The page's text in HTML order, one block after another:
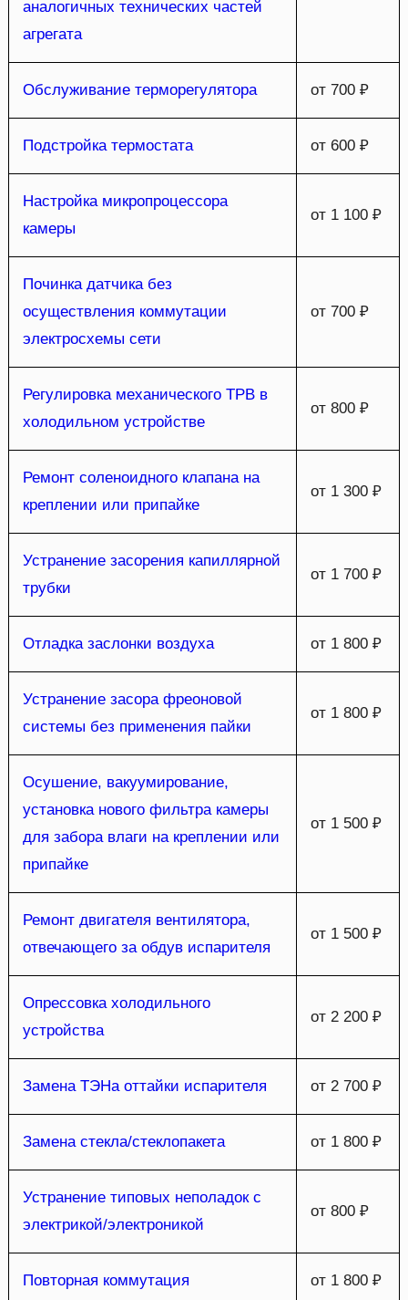
аналогичных технических частей
агрегата
Обслуживание терморегулятора от 700 ₽
Подстройка термостата от 600 ₽
Настройка микропроцессора
камеры
от 1 100 ₽
Починка датчика без
осуществления коммутации
электросхемы сети
от 700 ₽
Регулировка механического ТРВ в
холодильном устройстве
от 800 ₽
Ремонт соленоидного клапана на
креплении или припайке
от 1 300 ₽
Устранение засорения капиллярной
трубки
от 1 700 ₽
Отладка заслонки воздуха от 1 800 ₽
Устранение засора фреоновой
системы без применения пайки
от 1 800 ₽
Осушение, вакуумирование,
установка нового фильтра камеры
для забора влаги на креплении или
припайке
от 1 500 ₽
Ремонт двигателя вентилятора,
отвечающего за обдув испарителя
от 1 500 ₽
Опрессовка холодильного
устройства
от 2 200 ₽
Замена ТЭНа оттайки испарителя от 2 700 ₽
Замена стекла/стеклопакета от 1 800 ₽
Устранение типовых неполадок с
электрикой/электроникой
от 800 ₽
Повторная коммутация от 1 800 ₽